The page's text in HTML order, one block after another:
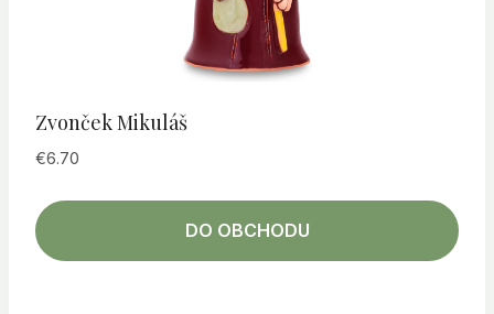
Zvonček Mikuláš
€6.70
DO OBCHODU